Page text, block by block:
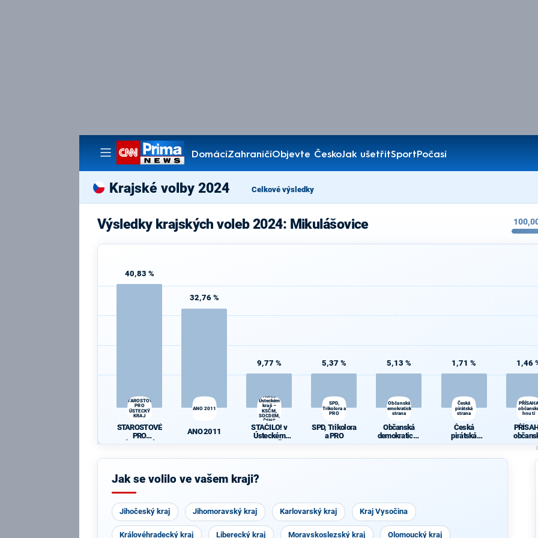
DomácíZahraničíObjevte ČeskoJak ušetřitSportPočasí
Pořady
Krajské volby 2024 Celkové výsledky
Výsledky krajských voleb 2024: Mikulášovice
40,83 %
STAROSTOVÉ
PRO
ÚSTECKÝ
KRAJ
STAROSTOVÉ
PRO
32,76 %
ANO 2011
ANO 2011
9,77 %
STAČILO! v
Ústeckém
kraji –
KSČM,
SOCDEM,
ČSNS
STAČILO! v
Ústeckém
ČSNS
5,37 %
SPD,
Trikolora a
PRO
SPD, Trikolora
a PRO
5,13 %
Občanská
demokratická
strana
Občanská
demokratická
1,71 %
Česká
pirátská
strana
Česká
pirátská
strana
1,46
hnutí
hnutí
Jak se volilo ve vašem kraji?
Jihočeský kraj Jihomoravský kraj Karlovarský kraj Kraj Vysočina
Královéhradecký kraj Liberecký kraj Moravskoslezský kraj Olomoucký kraj